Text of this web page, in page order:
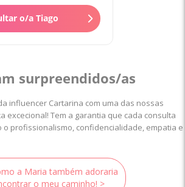
o/a Tiago
para 10 min
1. 40€/min
surpreendidos/as
influencer Cartarina com uma das nossas
excecional! Tem a garantia que cada consulta
profissionalismo, confidencialidade, empatia e
a Maria também adoraria
o meu caminho! >